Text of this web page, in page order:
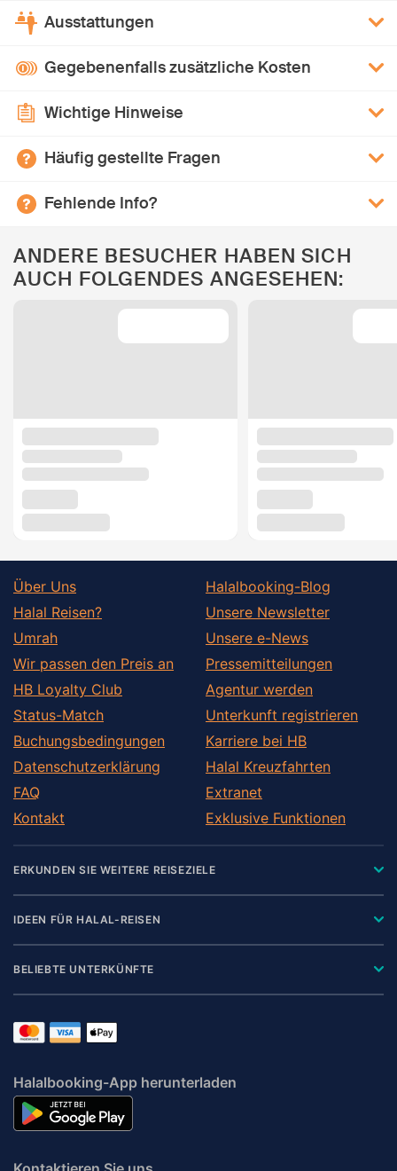
Ausstattungen
Gegebenenfalls zusätzliche Kosten
Wichtige Hinweise
Häufig gestellte Fragen
Fehlende Info?
ANDERE BESUCHER HABEN SICH
AUCH FOLGENDES ANGESEHEN:
Über Uns
Halal Reisen?
Umrah
Wir passen den Preis an
HB Loyalty Club
Status-Match
Buchungsbedingungen
Datenschutzerklärung
FAQ
Kontakt
Halalbooking-Blog
Unsere Newsletter
Unsere e-News
Pressemitteilungen
Agentur werden
Unterkunft registrieren
Karriere bei HB
Halal Kreuzfahrten
Extranet
Exklusive Funktionen
ERKUNDEN SIE WEITERE REISEZIELE
IDEEN FÜR HALAL-REISEN
BELIEBTE UNTERKÜNFTE
Halalbooking-App herunterladen